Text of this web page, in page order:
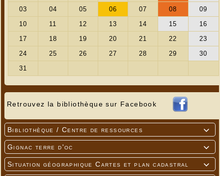
Retrouvez la bibliothèque sur Facebook

Bibliothèque / Centre de ressources

Gignac terre d'oc

Situation géographique Cartes et plan cadastral